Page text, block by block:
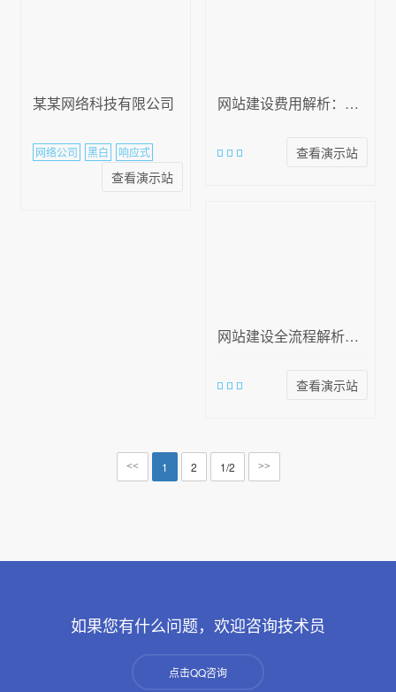
某某网络科技有限公司
网络公司 黑白 响应式
查看演示站
网站建设费用解析：从展示型到电子商务，不同网站类型价格差异大
查看演示站
网站建设全流程解析：从需求调研到正式运营的关键步骤
查看演示站
<< 1 2 1/2 >>
如果您有什么问题，欢迎咨询技术员
点击QQ咨询